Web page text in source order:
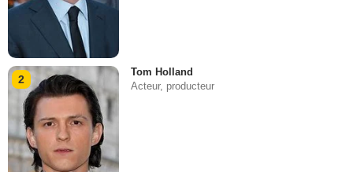
2
Tom Holland
Acteur, producteur